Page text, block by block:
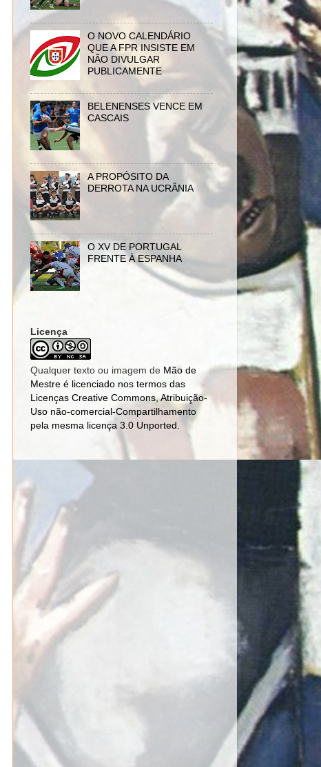
O NOVO CALENDÁRIO
QUE A FPR INSISTE EM
NÃO DIVULGAR
PUBLICAMENTE
BELENENSES VENCE EM
CASCAIS
A PROPÓSITO DA
DERROTA NA UCRÂNIA
O XV DE PORTUGAL
FRENTE À ESPANHA
Licença
Qualquer texto ou imagem de Mão de
Mestre é licenciado nos termos das
Licenças Creative Commons, Atribuição-
Uso não-comercial-Compartilhamento
pela mesma licença 3.0 Unported.